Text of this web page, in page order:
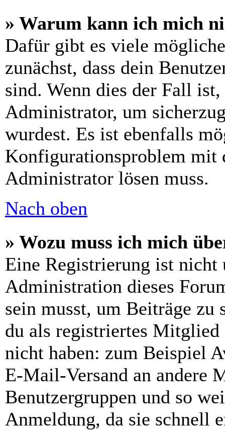
» Warum kann ich mich
Dafür gibt es viele
zunächst, dass dein
sind. Wenn dies der Fall
Administrator, um
wurdest. Es ist ebenfalls
Konfigurationsproblem mit
Administrator lösen muss.
Nach oben
» Wozu muss ich mich
Eine Registrierung ist
Administration dieses
sein musst, um Beiträge
du als registriertes Mitglied
nicht haben: zum Beispiel
E-Mail-Versand an andere
Benutzergruppen und so
Anmeldung, da sie schnell